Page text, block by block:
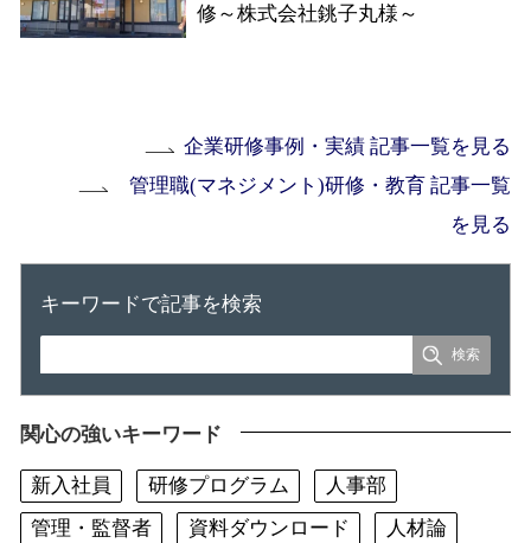
修～株式会社銚子丸様～
企業研修事例・実績 記事一覧を見る
管理職(マネジメント)研修・教育 記事一覧
を見る
キーワードで記事を検索
関心の強いキーワード
新入社員 研修プログラム
人事部
管理・監督者
資料ダウンロード
人材論